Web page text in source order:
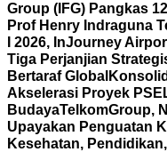
Group (IFG) Pangkas
Prof Henry Indraguna
I 2026, InJourney
Tiga Perjanjian
Bertaraf Global
Akselerasi Proyek
BudayaTelkomGroup,
Upayakan Penguatan
Kesehatan,